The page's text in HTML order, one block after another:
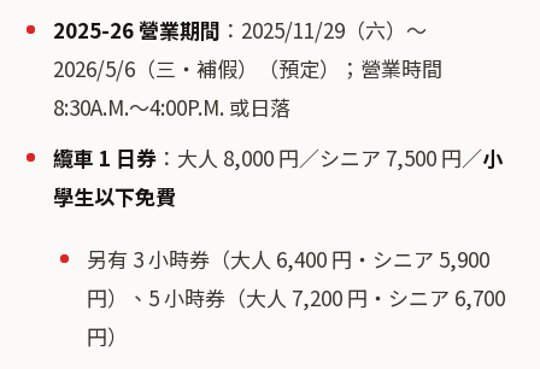
2025-26 營業期間 ：2025/11/29（六）〜
2026/5/6（三・補假）（預定）；營業時間
8:30A.M.〜4:00P.M. 或日落
纜車 1 日券 ：大人 8,000 円／シニア 7,500 円／小
學生以下免費
另有 3 小時券（大人 6,400 円・シニア 5,900
円）、5 小時券（大人 7,200 円・シニア 6,700
円）